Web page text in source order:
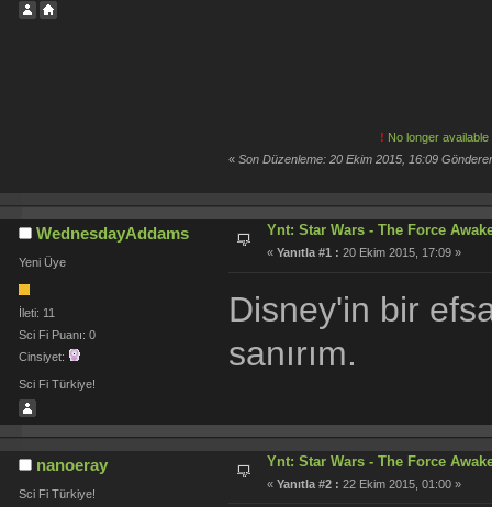
! No longer available
« Son Düzenleme: 20 Ekim 2015, 16:09
WednesdayAddams
Yeni Üye
İleti: 11
Sci Fi Puanı: 0
Cinsiyet:
Sci Fi Türkiye!
Ynt: Star Wars - The Force
« Yanıtla #1 : 20 Ekim 2015, 17:09 »
Disney'in bir
sanırım.
nanoeray
Sci Fi Türkiye!
Ynt: Star Wars - The Force
« Yanıtla #2 : 22 Ekim 2015, 01:00 »